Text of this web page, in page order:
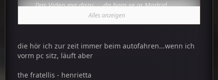
Das Video ma dazu ... da ham se in Madrid
gespielt aber seht selbst.. ich wär gern da
gewesen!
Desweiteren...
Ska-P_A la mierda
Heißt soviel wie.. "haut ab!" und richtet sich gegen
spanische Reaktionäre die in unserer
Alles anzeigen
die hör ich zur zeit immer beim autofahren...wenn ich
vorm pc sitz, läuft aber
the fratellis - henrietta